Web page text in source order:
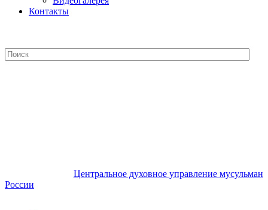
Контакты
Центральное духовное управление мусульман
России